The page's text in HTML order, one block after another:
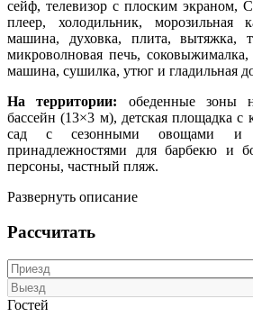
сейф, телевизор с плоским
плеер, холодильник, морозильная
машина, духовка, плита, вытяжка,
микроволновая печь, соковыжималка,
машина, сушилка, утюг и гладильная
На территории: обеденные зоны
бассейн (13×3 м), детская площадка с
сад с сезонными овощами и
принадлежностями для барбекю и
персоны, частный пляж.
Развернуть описание
Рассчитать
Гостей